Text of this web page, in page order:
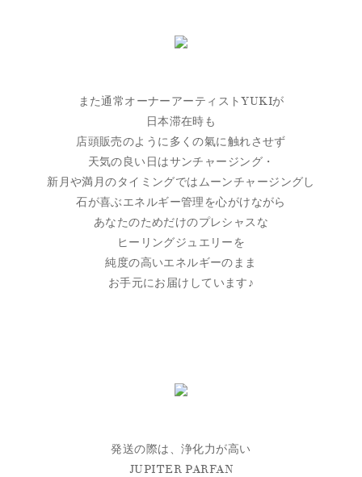
また通常オーナーアーティストYUKIが
日本滞在時も
店頭販売のように多くの氣に触れさせず
天気の良い日はサンチャージング・
新月や満月のタイミングではムーンチャージングし
石が喜ぶエネルギー管理を心がけながら
あなたのためだけのプレシャスな
ヒーリングジュエリーを
純度の高いエネルギーのまま
お手元にお届けしています♪
発送の際は、浄化力が高い
JUPITER PARFAN